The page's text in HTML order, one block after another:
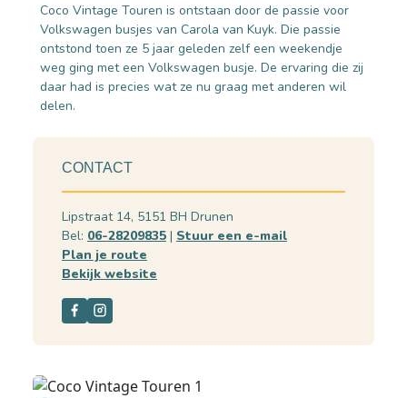
Coco Vintage Touren is ontstaan door de passie voor
Volkswagen busjes van Carola van Kuyk. Die passie
ontstond toen ze 5 jaar geleden zelf een weekendje
weg ging met een Volkswagen busje. De ervaring die zij
daar had is precies wat ze nu graag met anderen wil
delen.
CONTACT
Lipstraat 14, 5151 BH Drunen
Bel: 06-28209835 | Stuur een e-mail
Plan je route
Bekijk website